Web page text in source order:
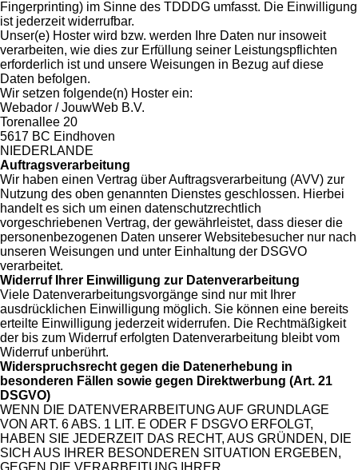
Fingerprinting) im Sinne des TDDDG umfasst. Die Einwilligung
ist jederzeit widerrufbar.
Unser(e) Hoster wird bzw. werden Ihre Daten nur insoweit
verarbeiten, wie dies zur Erfüllung seiner Leistungspflichten
erforderlich ist und unsere Weisungen in Bezug auf diese
Daten befolgen.
Wir setzen folgende(n) Hoster ein:
Webador / JouwWeb B.V.
Torenallee 20
5617 BC Eindhoven
NIEDERLANDE
Auftragsverarbeitung
Wir haben einen Vertrag über Auftragsverarbeitung (AVV) zur
Nutzung des oben genannten Dienstes geschlossen. Hierbei
handelt es sich um einen datenschutzrechtlich
vorgeschriebenen Vertrag, der gewährleistet, dass dieser die
personenbezogenen Daten unserer Websitebesucher nur nach
unseren Weisungen und unter Einhaltung der DSGVO
verarbeitet.
Widerruf Ihrer Einwilligung zur Datenverarbeitung
Viele Datenverarbeitungsvorgänge sind nur mit Ihrer
ausdrücklichen Einwilligung möglich. Sie können eine bereits
erteilte Einwilligung jederzeit widerrufen. Die Rechtmäßigkeit
der bis zum Widerruf erfolgten Datenverarbeitung bleibt vom
Widerruf unberührt.
Widerspruchsrecht gegen die Datenerhebung in
besonderen Fällen sowie gegen Direktwerbung (Art. 21
DSGVO)
WENN DIE DATENVERARBEITUNG AUF GRUNDLAGE
VON ART. 6 ABS. 1 LIT. E ODER F DSGVO ERFOLGT,
HABEN SIE JEDERZEIT DAS RECHT, AUS GRÜNDEN, DIE
SICH AUS IHRER BESONDEREN SITUATION ERGEBEN,
GEGEN DIE VERARBEITUNG IHRER